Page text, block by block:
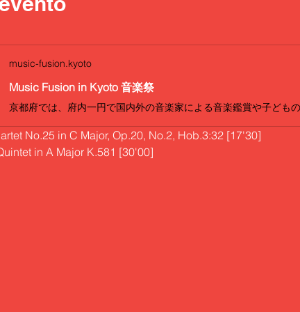
music-fusion.kyoto
Music Fusion in Kyoto 音楽祭
No.25 in C Major, Op.20, No.2, Hob.3:32 [17'30]
in A Major K.581 [30'00]